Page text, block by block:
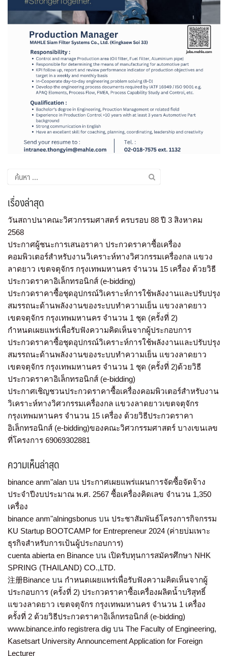
เรื่องล่าสุด
วันสถาปนาคณะวิศวกรรมศาสตร์ ครบรอบ 88 ปี 3 สิงหาคม
2568
ประกาศผู้ชนะการเสนอราคา ประกวดราคาซื้อเครื่อง
คอมพิวเตอร์สำหรับงานวิเคราะห์ทางวิศวกรรมเครื่องกล แขวง
ลาดยาว เขตจตุจักร กรุงเทพมหานคร จำนวน 15 เครื่อง ด้วยวิธี
ประกวดราคาอิเล็กทรอนิกส์ (e-bidding)
ประกวดราคาซื้อชุดอุปกรณ์วิเคราะห์การใช้พลังงานและปรับปรุง
สมรรถนะด้านพลังงานของระบบทำความเย็น แขวงลาดยาว
เขตจตุจักร กรุงเทพมหานคร จำนวน 1 ชุด (ครั้งที่ 2)
กำหนดเผยแพร่เพื่อรับฟังความคิดเห็นจากผู้ประกอบการ
ประกวดราคาซื้อชุดอุปกรณ์วิเคราะห์การใช้พลังงานและปรับปรุง
สมรรถนะด้านพลังงานของระบบทำความเย็น แขวงลาดยาว
เขตจตุจักร กรุงเทพมหานคร จำนวน 1 ชุด (ครั้งที่ 2)ด้วยวิธี
ประกวดราคาอิเล็กทรอนิกส์ (e-bidding)
ประกาศเชิญชวนประกวดราคาซื้อเครื่องคอมพิวเตอร์สำหรับงาน
วิเคราะห์ทางวิศวกรรมเครื่องกล แขวงลาดยาวเขตจตุจักร
กรุงเทพมหานคร จำนวน 15 เครื่อง ด้วยวิธีประกวดราคา
อิเล็กทรอนิกส์ (e-bidding)ของคณะวิศวกรรมศาสตร์ บางเขนเลข
ที่โครงการ 69069302881
ความเห็นล่าสุด
binance anm"alan บน ประกาศเผยแพร่แผนการจัดซื้อจัดจ้าง
ประจำปีงบประมาณ พ.ศ. 2567 ซื้อเครื่องคิดเลข จำนวน 1,350
เครื่อง
binance anm"alningsbonus บน ประชาสัมพันธ์โครงการกิจกรรม
KU Startup BOOTCAMP for Entrepreneur 2024 (ค่ายบ่มเพาะ
ธุรกิจสำหรับการเป้นผู้ประกอบการ)
cuenta abierta en Binance บน เปิดรับทุนการสมัครศึกษา NHK
SPRING (THAILAND) CO.,LTD.
注册Binance บน กำหนดเผยแพร่เพื่อรับฟังความคิดเห็นจากผู้
ประกอบการ (ครั้งที่ 2) ประกวดราคาซื้อเครื่องผลิตน้ำบริสุทธิ์
แขวงลาดยาว เขตจตุจักร กรุงเทพมหานคร จำนวน 1 เครื่อง
ครั้งที่ 2 ด้วยวิธีประกวดราคาอิเล็กทรอนิกส์ (e-bidding)
www.binance.info registrera dig บน The Faculty of Engineering,
Kasetsart University Announcement Application for Foreign
Lecturer